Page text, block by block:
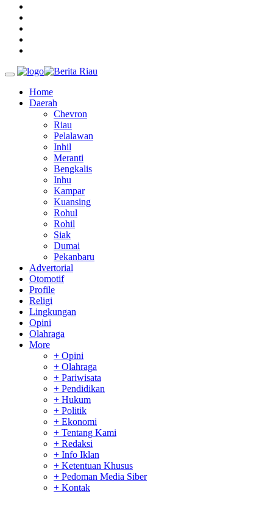
Home
Daerah
Chevron
Riau
Pelalawan
Inhil
Meranti
Bengkalis
Inhu
Kampar
Kuansing
Rohul
Rohil
Siak
Dumai
Pekanbaru
Advertorial
Otomotif
Profile
Religi
Lingkungan
Opini
Olahraga
More
+ Opini
+ Olahraga
+ Pariwisata
+ Pendidikan
+ Hukum
+ Politik
+ Ekonomi
+ Tentang Kami
+ Redaksi
+ Info Iklan
+ Ketentuan Khusus
+ Pedoman Media Siber
+ Kontak